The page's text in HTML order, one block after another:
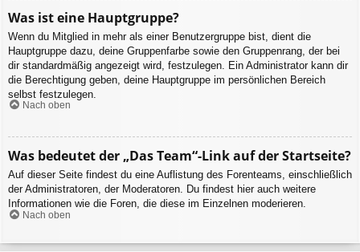
Was ist eine Hauptgruppe?
Wenn du Mitglied in mehr als einer Benutzergruppe bist, dient die
Hauptgruppe dazu, deine Gruppenfarbe sowie den Gruppenrang, der bei
dir standardmäßig angezeigt wird, festzulegen. Ein Administrator kann dir
die Berechtigung geben, deine Hauptgruppe im persönlichen Bereich
selbst festzulegen.
Nach oben
Was bedeutet der „Das Team“-Link auf der Startseite?
Auf dieser Seite findest du eine Auflistung des Forenteams, einschließlich
der Administratoren, der Moderatoren. Du findest hier auch weitere
Informationen wie die Foren, die diese im Einzelnen moderieren.
Nach oben